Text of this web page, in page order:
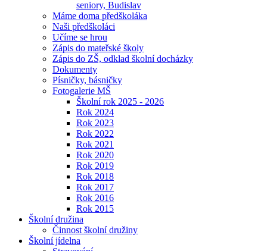
seniory, Budislav
Máme doma předškoláka
Naši předškoláci
Učíme se hrou
Zápis do mateřské školy
Zápis do ZŠ, odklad školní docházky
Dokumenty
Písničky, básničky
Fotogalerie MŠ
Školní rok 2025 - 2026
Rok 2024
Rok 2023
Rok 2022
Rok 2021
Rok 2020
Rok 2019
Rok 2018
Rok 2017
Rok 2016
Rok 2015
Školní družina
Činnost školní družiny
Školní jídelna